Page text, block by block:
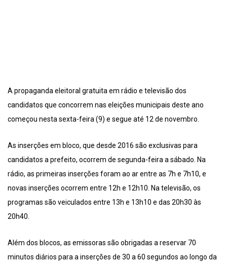
A propaganda eleitoral gratuita em rádio e televisão dos
candidatos que concorrem nas eleições municipais deste ano
começou nesta sexta-feira (9) e segue até 12 de novembro.
As inserções em bloco, que desde 2016 são exclusivas para
candidatos a prefeito, ocorrem de segunda-feira a sábado. Na
rádio, as primeiras inserções foram ao ar entre as 7h e 7h10, e
novas inserções ocorrem entre 12h e 12h10. Na televisão, os
programas são veiculados entre 13h e 13h10 e das 20h30 às
20h40.
Além dos blocos, as emissoras são obrigadas a reservar 70
minutos diários para a inserções de 30 a 60 segundos ao longo da